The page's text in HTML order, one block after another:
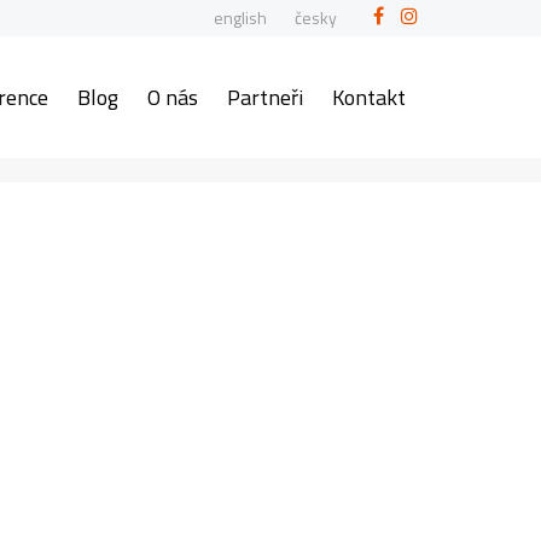
english česky
Blog O nás Partneři Kontakt